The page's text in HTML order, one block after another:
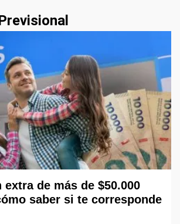
extra de más de $50.000
saber si te corresponde